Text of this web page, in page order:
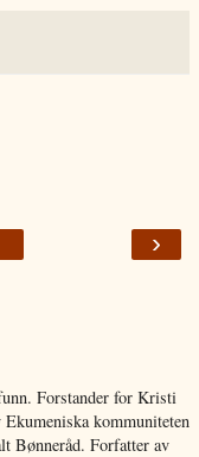
›
Forstander for Kristi
kommuniteten
Bønneråd. Forfatter av